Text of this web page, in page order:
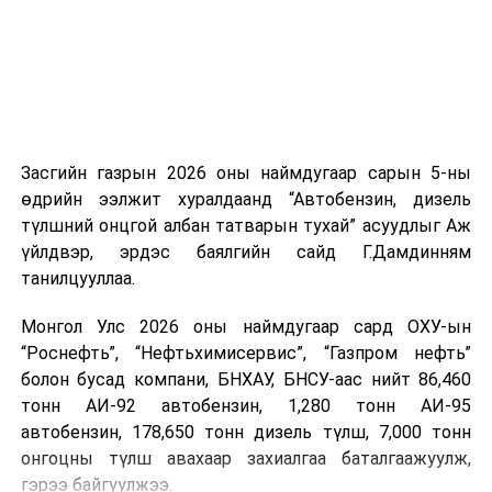
Засгийн газрын 2026 оны наймдугаар сарын 5-ны
өдрийн ээлжит хуралдаанд “Автобензин, дизель
түлшний онцгой албан татварын тухай” асуудлыг Аж
үйлдвэр, эрдэс баялгийн сайд Г.Дамдинням
танилцууллаа.
Монгол Улс 2026 оны наймдугаар сард ОХУ-ын
“Роснефть”, “Нефтьхимисервис”, “Газпром нефть”
болон бусад компани, БНХАУ, БНСУ-аас нийт 86,460
тонн АИ-92 автобензин, 1,280 тонн АИ-95
автобензин, 178,650 тонн дизель түлш, 7,000 тонн
онгоцны түлш авахаар захиалгаа баталгаажуулж,
гэрээ байгуулжээ.